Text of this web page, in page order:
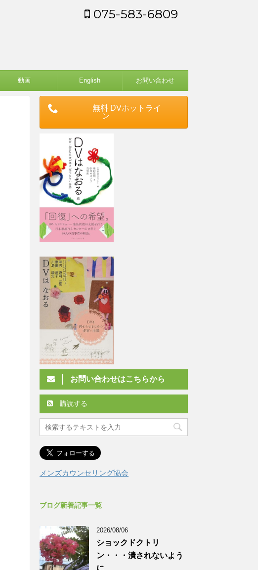
075-583-6809
動画 English お問い合わせ
無料 DVホットライ
ン
お問い合わせはこちらから
購読する
メンズカウンセリング協会
ブログ新着記事一覧
2026/08/06
ショックドクトリ
ン・・・潰されないよう
に